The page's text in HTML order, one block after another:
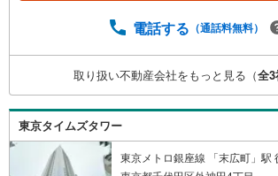
電話する （通話料無料）
取り扱い不動産会社をもっと見る（全3
東京タイムズタワー
東京メトロ銀座線 「末広町」駅